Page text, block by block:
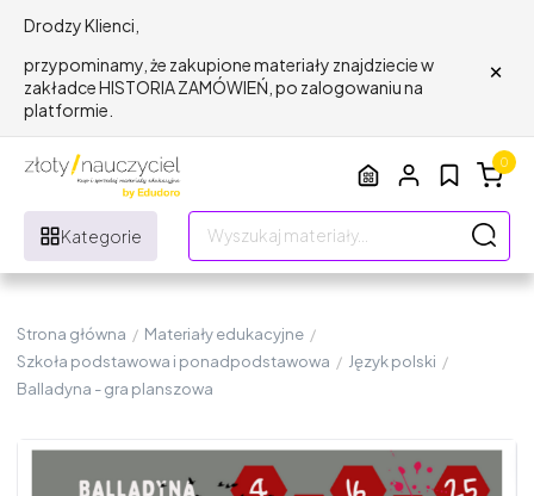
Drodzy Klienci,
przypominamy, że zakupione materiały znajdziecie w
zakładce HISTORIA ZAMÓWIEŃ, po zalogowaniu na
platformie.
×
Kategorie
0
Strona główna / Materiały edukacyjne /
Szkoła podstawowa i ponadpodstawowa / Język polski /
Balladyna - gra planszowa